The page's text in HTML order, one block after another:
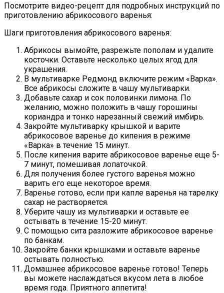
Посмотрите видео-рецепт для подробных инструкций по
приготовлению абрикосового варенья:
Шаги приготовления абрикосового варенья:
Абрикосы вымойте, разрежьте пополам и удалите
косточки. Оставьте несколько целых ягод для
украшения.
В мультиварке Редмонд включите режим «Варка».
Все абрикосы сложите в чашу мультиварки.
Добавьте сахар и сок половинки лимона. По
желанию, можно положить в чашу горошины
кориандра и тонко нарезанный свежий имбирь.
Закройте мультиварку крышкой и варите
абрикосовое варенье до кипения в режиме
«Варка» в течение 15 минут.
После кипения варите абрикосовое варенье еще 5-
7 минут, помешивая лопаточкой.
Для получения более густого варенья можно
варить его еще некоторое время.
Варенье готово, если при капле варенья на тарелку
сахар не растворяется.
Уберите чашу из мультиварки и оставьте ее
остывать в течение 15-20 минут.
С помощью сита разложите абрикосовое варенье
по банкам.
Закройте банки крышками и оставьте варенье
остывать полностью.
Домашнее абрикосовое варенье готово! Теперь
вы можете наслаждаться вкусом лета в любое
время года. Приятного аппетита!